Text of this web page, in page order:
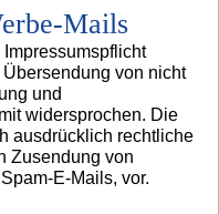
Mails
von nicht
und
widersprochen. Die
ausdrücklich rechtliche
Zusendung von
E-Mails, vor.